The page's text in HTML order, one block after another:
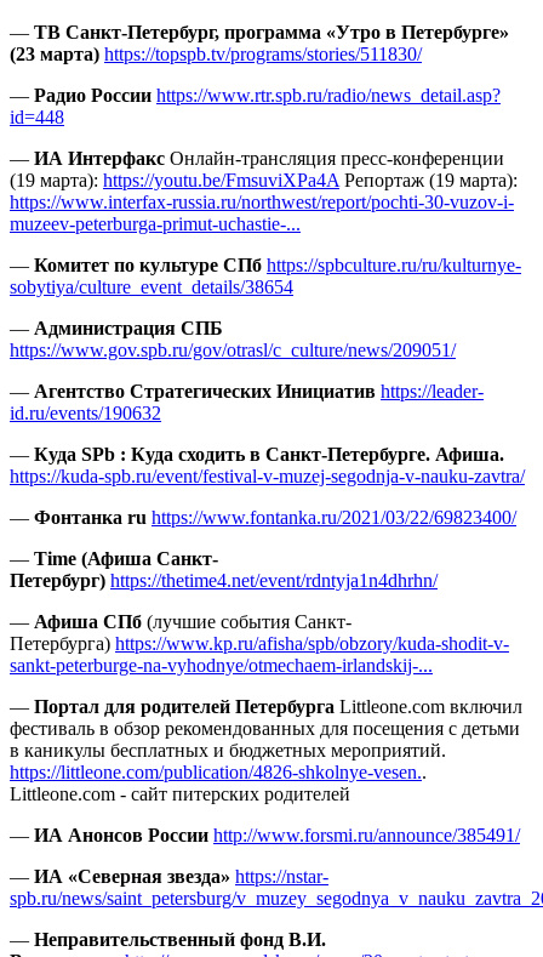
— ТВ Санкт-Петербург, программа «Утро в Петербурге»
(23 марта) https://topspb.tv/programs/stories/511830/
— Радио России https://www.rtr.spb.ru/radio/news_detail.asp?
id=448
— ИА Интерфакс Онлайн-трансляция пресс-конференции
(19 марта): https://youtu.be/FmsuviXPa4A Репортаж (19 марта):
https://www.interfax-russia.ru/northwest/report/pochti-30-vuzov-i-
muzeev-peterburga-primut-uchastie-...
— Комитет по культуре СПб https://spbculture.ru/ru/kulturnye-
sobytiya/culture_event_details/38654
— Администрация СПБ
https://www.gov.spb.ru/gov/otrasl/c_culture/news/209051/
— Агентство Стратегических Инициатив https://leader-
id.ru/events/190632
— Куда SPb : Куда сходить в Санкт-Петербурге. Афиша.
https://kuda-spb.ru/event/festival-v-muzej-segodnja-v-nauku-zavtra/
— Фонтанка ru https://www.fontanka.ru/2021/03/22/69823400/
— Time (Афиша Санкт-
Петербург) https://thetime4.net/event/rdntyja1n4dhrhn/
— Афиша СПб (лучшие события Санкт-
Петербурга) https://www.kp.ru/afisha/spb/obzory/kuda-shodit-v-
sankt-peterburge-na-vyhodnye/otmechaem-irlandskij-...
— Портал для родителей Петербурга Littleone.com включил
фестиваль в обзор рекомендованных для посещения с детьми
в каникулы бесплатных и бюджетных мероприятий.
https://littleone.com/publication/4826-shkolnye-vesen..
Littleone.com - сайт питерских родителей
— ИА Анонсов России http://www.forsmi.ru/announce/385491/
— ИА «Северная звезда» https://nstar-
spb.ru/news/saint_petersburg/
— Неправительственный фонд В.И.